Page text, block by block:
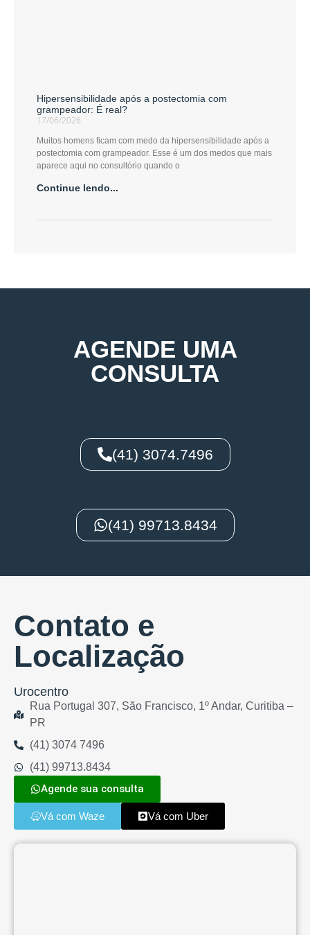
Hipersensibilidade após a postectomia com
grampeador: É real?
17/06/2026
Muitos homens ficam com medo da hipersensibilidade após a
postectomia com grampeador. Esse é um dos medos que mais
aparece aqui no consultório quando o
Continue lendo...
AGENDE UMA
CONSULTA
(41) 3074.7496
(41) 99713.8434
Contato e
Localização
Urocentro
Rua Portugal 307, São Francisco, 1º Andar, Curitiba –
PR
(41) 3074 7496
(41) 99713.8434
Agende sua consulta
Vá com Waze Vá com Uber